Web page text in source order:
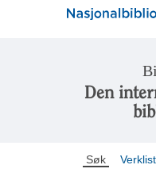
Den
Søk